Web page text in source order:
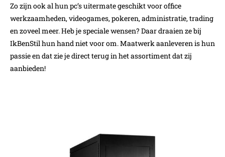
Zo zijn ook al hun pc’s uitermate geschikt voor office
werkzaamheden, videogames, pokeren, administratie, trading
en zoveel meer. Heb je speciale wensen? Daar draaien ze bij
IkBenStil hun hand niet voor om. Maatwerk aanleveren is hun
passie en dat zie je direct terug in het assortiment dat zij
aanbieden!